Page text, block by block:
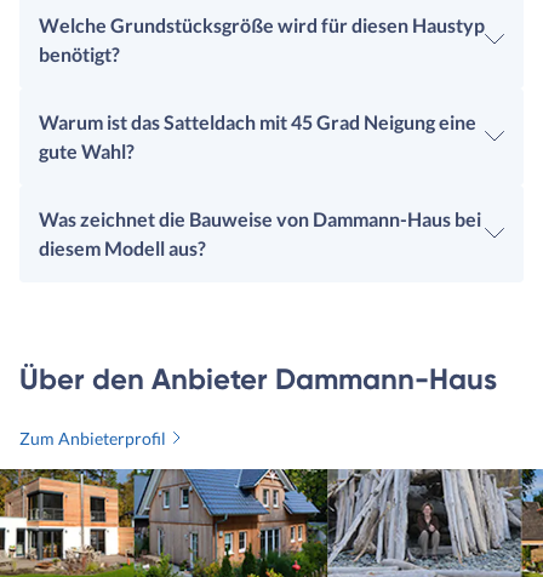
Welche Grundstücksgröße wird für diesen Haustyp
benötigt?
Warum ist das Satteldach mit 45 Grad Neigung eine
gute Wahl?
Was zeichnet die Bauweise von Dammann-Haus bei
diesem Modell aus?
Über den Anbieter Dammann-Haus
Zum Anbieterprofil